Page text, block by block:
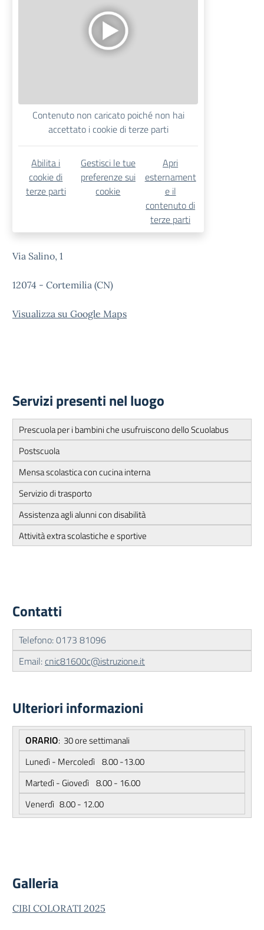
Contenuto non caricato poiché non hai
accettato i cookie di terze parti
Abilita i
cookie di
terze parti
Gestisci le tue
preferenze sui
cookie
Apri
esternament
e il
contenuto di
terze parti
Via Salino, 1
12074 - Cortemilia (CN)
Visualizza su Google Maps
Servizi presenti nel luogo
Prescuola per i bambini che usufruiscono dello Scuolabus
Postscuola
Mensa scolastica con cucina interna
Servizio di trasporto
Assistenza agli alunni con disabilità
Attività extra scolastiche e sportive
Contatti
Telefono: 0173 81096
Email: cnic81600c@istruzione.it
Ulteriori informazioni
ORARIO: 30 ore settimanali
Lunedì - Mercoledì 8.00 -13.00
Martedì - Giovedì 8.00 - 16.00
Venerdì 8.00 - 12.00
Galleria
CIBI COLORATI 2025